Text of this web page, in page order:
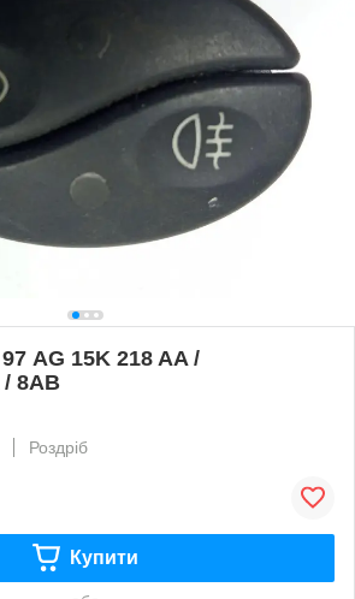
AG 15K 218 AA /
/ 8AB
Роздріб
Купити